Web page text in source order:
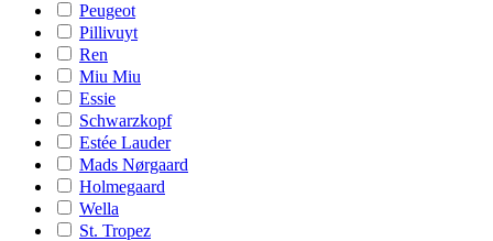
Peugeot
Pillivuyt
Ren
Miu Miu
Essie
Schwarzkopf
Estée Lauder
Mads Nørgaard
Holmegaard
Wella
St. Tropez